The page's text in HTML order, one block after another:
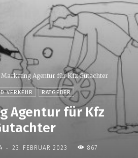
Marketing Agentur für Kfz Gutachter
VERKEHR RATGEBER
Agentur für Kfz
- 23. FEBRUAR 2023 867